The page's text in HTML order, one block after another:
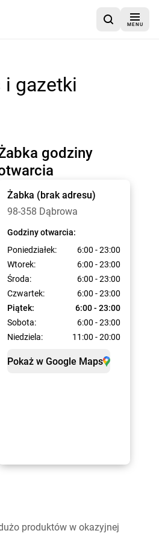
MENU
i gazetki
godziny
Żabka (brak adresu)
98-358 Dąbrowa
Godziny otwarcia:
Poniedziałek:
6:00 - 23:00
Wtorek:
6:00 - 23:00
Środa:
6:00 - 23:00
Czwartek:
6:00 - 23:00
Piątek:
6:00 - 23:00
Sobota:
6:00 - 23:00
Niedziela:
11:00 - 20:00
Pokaż w Google Maps
produktów w okazyjnej